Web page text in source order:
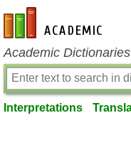
en-academic.com
Academic
Interpretations